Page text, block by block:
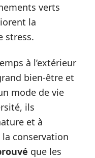
verts
la
stress.
à l’extérieur
bien-être et
mode de vie
ils
et à
conservation
que les